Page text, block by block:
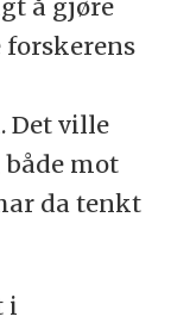
å gjøre
forskerens
Det ville
mot
da tenkt
i